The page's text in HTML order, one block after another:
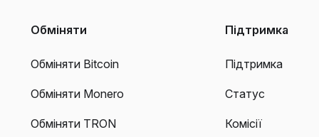
Обміняти
Обміняти Bitcoin
Обміняти Monero
Обміняти TRON
Підтримка
Підтримка
Статус
Комісії